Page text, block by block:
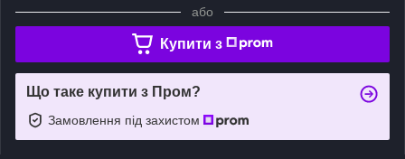
або
Купити з
Що таке купити з Пром?
Замовлення під захистом